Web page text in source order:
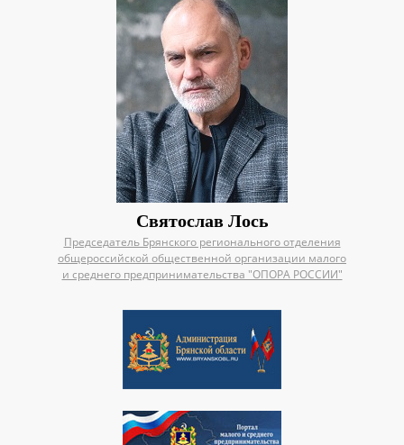
Святослав Лось
Председатель Брянского регионального отделения
общероссийской общественной организации малого
и среднего предпринимательства "ОПОРА РОССИИ"